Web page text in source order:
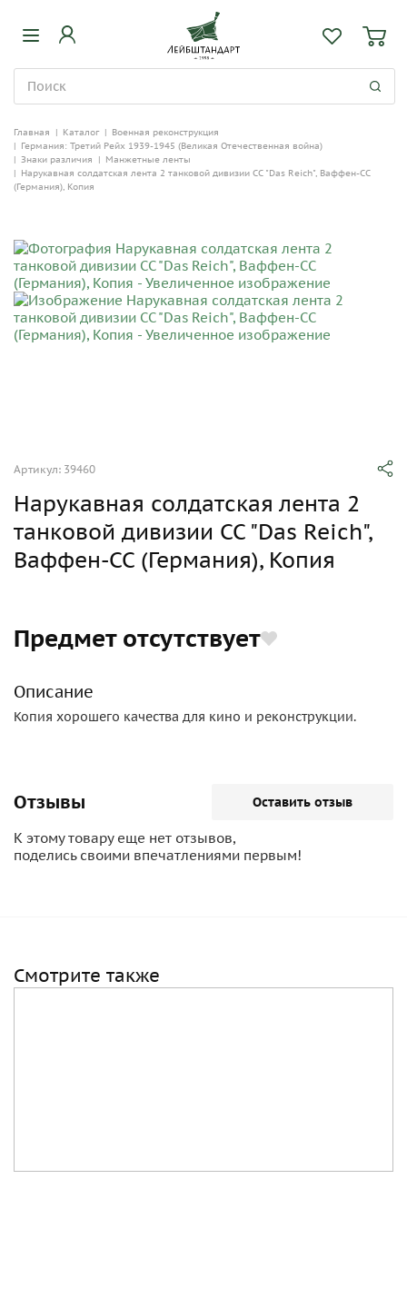
Главная | Каталог | Военная реконструкция
| Германия: Третий Рейх 1939-1945 (Великая Отечественная война)
| Знаки различия | Манжетные ленты
| Нарукавная солдатская лента 2 танковой дивизии СС "Das Reich", Ваффен-СС
(Германия), Копия
Артикул: 39460
Нарукавная солдатская лента 2
танковой дивизии СС "Das Reich",
Ваффен-СС (Германия), Копия
Предмет отсутствует
Описание
Копия хорошего качества для кино и реконструкции.
Отзывы Оставить отзыв
К этому товару еще нет отзывов,
поделись своими впечатлениями первым!
Смотрите также